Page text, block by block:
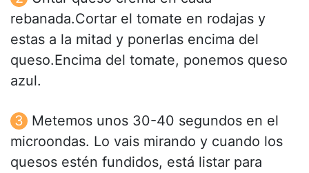
rebanada.Cortar el tomate en rodajas y
estas a la mitad y ponerlas encima del
queso.Encima del tomate, ponemos queso
azul.
Metemos unos 30-40 segundos en el
microondas. Lo vais mirando y cuando los
quesos estén fundidos, está listar para